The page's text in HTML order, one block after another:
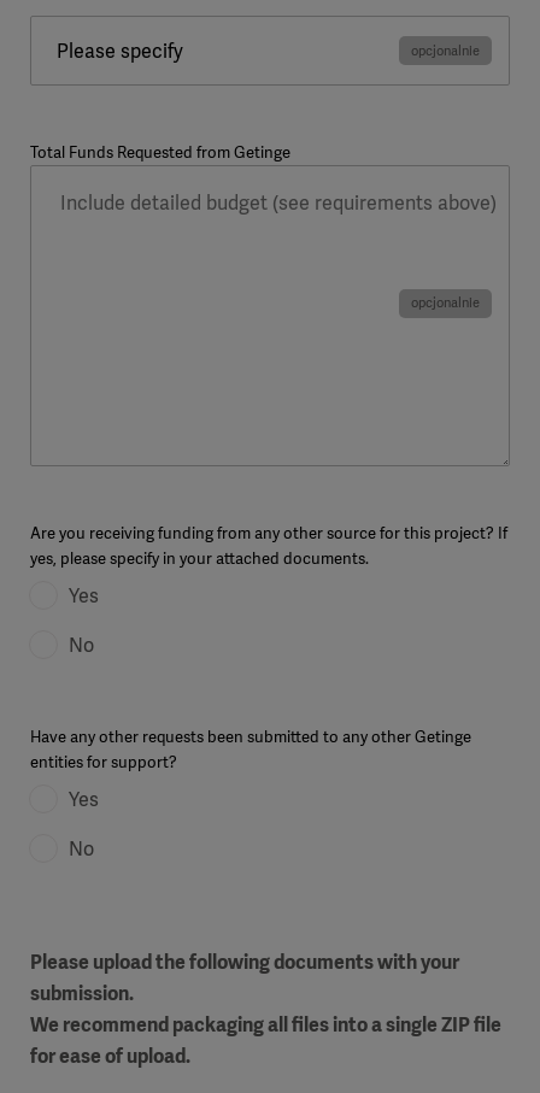
Please specify
Total Funds Requested from Getinge
Are you receiving funding from any other source for this project? If
yes, please specify in your attached documents.
Yes
No
Have any other requests been submitted to any other Getinge
entities for support?
Yes
No
Please upload the following documents with your
submission.
We recommend packaging all files into a single ZIP file
for ease of upload.